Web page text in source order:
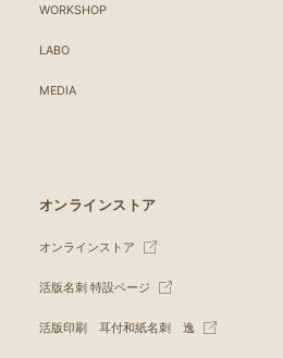
WORKSHOP
LABO
MEDIA
オンラインストア
オンラインストア
活版名刺 特設ページ
活版印刷 耳付和紙名刺 逸